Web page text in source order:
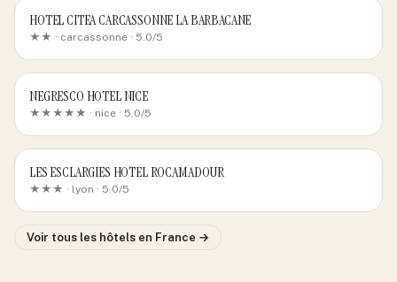
HOTEL CITEA CARCASSONNE LA BARBACANE
★★ · carcassonne · 5.0/5
NEGRESCO HOTEL NICE
★★★★★ · nice · 5.0/5
LES ESCLARGIES HOTEL ROCAMADOUR
★★★ · lyon · 5.0/5
Voir tous les hôtels en France →